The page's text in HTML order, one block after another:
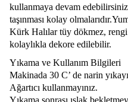
kullanmaya devam
taşınması kolay
Kürk Halılar tüy dökmez,
kolaylıkla dekore edilebilir.
Yıkama ve Kullanım Bilgileri
Makinada 30 C’ de narin
Ağartıcı kullanmayınız.
Yıkama sonrası ıslak